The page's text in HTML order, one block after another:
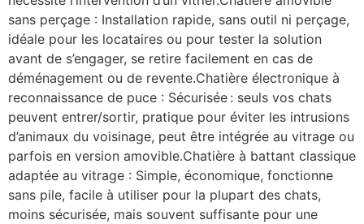
sans perçage : Installation rapide, sans outil ni perçage,
idéale pour les locataires ou pour tester la solution
avant de s’engager, se retire facilement en cas de
déménagement ou de revente.Chatière électronique à
reconnaissance de puce : Sécurisée : seuls vos chats
peuvent entrer/sortir, pratique pour éviter les intrusions
d’animaux du voisinage, peut être intégrée au vitrage ou
parfois en version amovible.Chatière à battant classique
adaptée au vitrage : Simple, économique, fonctionne
sans pile, facile à utiliser pour la plupart des chats,
moins sécurisée, mais souvent suffisante pour une